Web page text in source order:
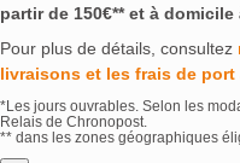
partir de 150€** et à domicile
Pour plus de détails, consultez
livraisons et les frais de
*Les jours ouvrables. Selon les
Relais de Chronopost.
** dans les zones géographiques